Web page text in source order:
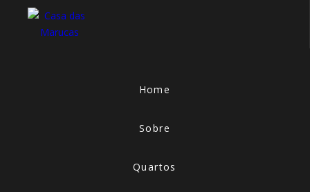
Home
Sobre
Quartos